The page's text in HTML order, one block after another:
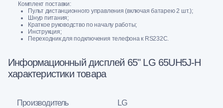
Комплект поставки:
Пульт дистанционного управления (включая батарею 2 шт.);
Шнур питания;
Краткое руководство по началу работы;
Инструкция;
Переходник для подключения телефона к RS232C.
Информационный дисплей 65" LG 65UH5J-H
характеристики товара
Производитель LG